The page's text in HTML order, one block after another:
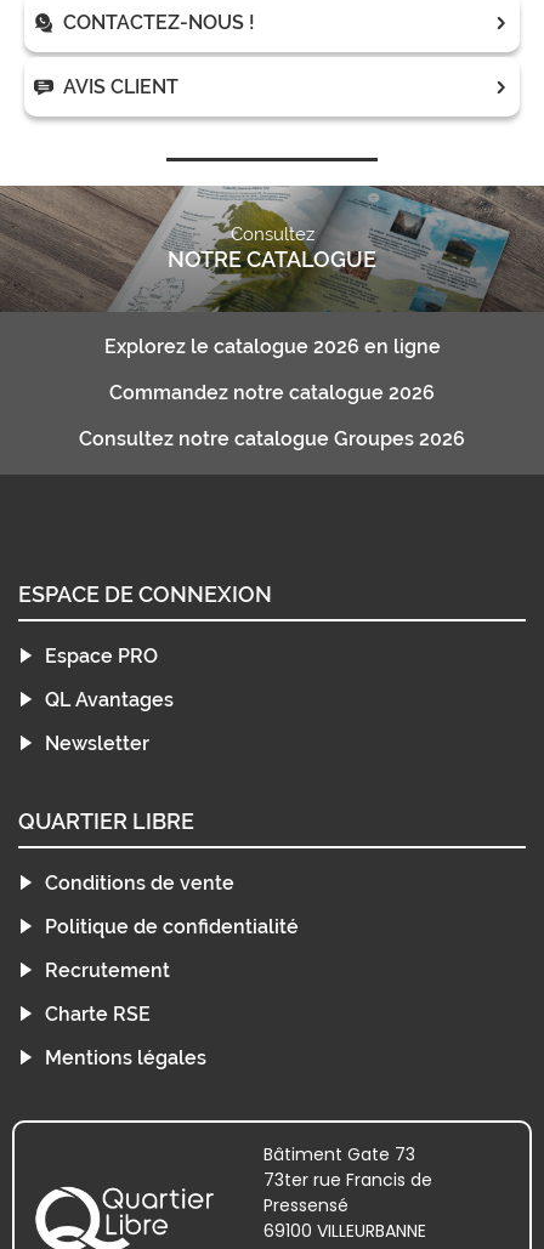
CONTACTEZ-NOUS !
AVIS CLIENT
Consultez
NOTRE CATALOGUE
Explorez le catalogue 2026 en ligne
Commandez notre catalogue 2026
Consultez notre catalogue Groupes 2026
ESPACE DE CONNEXION
Espace PRO
QL Avantages
Newsletter
QUARTIER LIBRE
Conditions de vente
Politique de confidentialité
Recrutement
Charte RSE
Mentions légales
Bâtiment Gate 73
73ter rue Francis de
Pressensé
69100 VILLEURBANNE